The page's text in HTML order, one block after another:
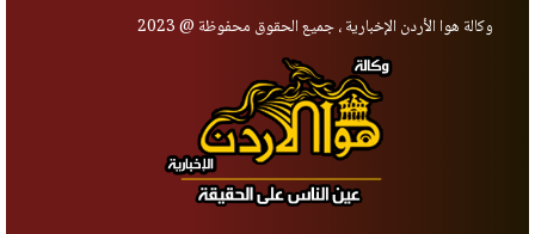
وكالة هوا الأردن الإخبارية ، جميع الحقوق محفوظة @ 2023